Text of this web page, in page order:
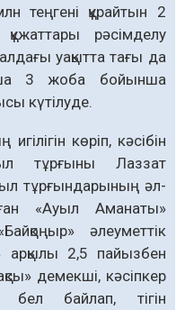
теңгені құрайтын 2
рәсімделу
уақытта тағы да
3 жоба бойынша
күтілуде.
көріп, кәсібін
тұрғыны Лаззат
тұрғындарының әл-
«Ауыл Аманаты»
әлеуметтік
арқылы 2,5 пайызбен
демекші, кәсіпкер
байлап, тігін